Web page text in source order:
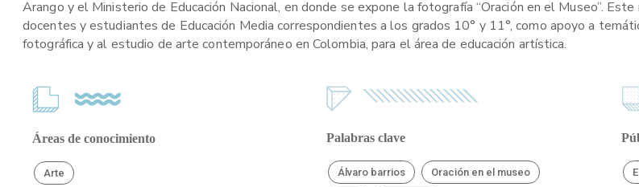
Arango y el Ministerio de Educación Nacional, en donde se expone la fotografía “Oración en el Museo”.
docentes y estudiantes de Educación Media correspondientes a los grados 10° y 11°, como apoyo a
fotográfica y al estudio de arte contemporáneo en Colombia, para el área de educación artística.
Áreas de conocimiento
Arte
Palabras clave
Álvaro barrios Oración en el museo